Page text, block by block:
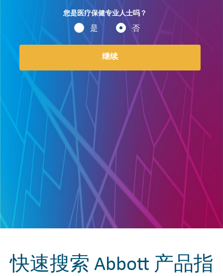
您是医疗保健专业人士吗？
是 否
继续
快速搜索 Abbott 产品指